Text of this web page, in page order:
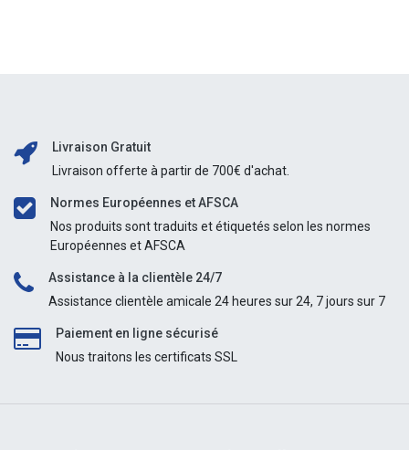
Livraison Gratuit
Livraison offerte à partir de 700€ d'achat.
Normes Européennes et AFSCA
Nos produits sont traduits et étiquetés selon les normes
Européennes et AFSCA
Assistance à la clientèle 24/7
Assistance clientèle amicale 24 heures sur 24, 7 jours sur 7
Paiement en ligne sécurisé
Nous traitons les certificats SSL